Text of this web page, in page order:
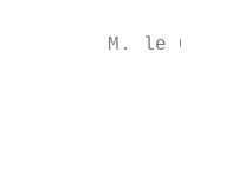
M. le